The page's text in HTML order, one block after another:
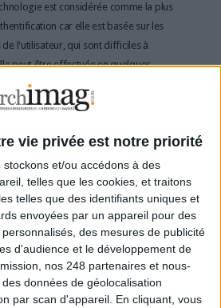
vie privée est notre priorité
stockons et/ou accédons à des
telles que les cookies, et traitons
telles que des identifiants uniques et
envoyées par un appareil pour des
des mesures de publicité
d'audience et le développement de
nos 248 partenaires et nous-
données de géolocalisation
par scan d'appareil. En cliquant, vous
est considérée comme la plus
car elle est basée sur les
l'utilisateur, qui sont difficiles à
peut être effectuée en quelques
présentant la partie du corps à vérifier
digitales, etc.), et offre une
complexes.
est une méthode qui consiste à
en examinant son historique
les solutions existantes et
contre la fraude, téléchargez
Archimag
à cette thématique.